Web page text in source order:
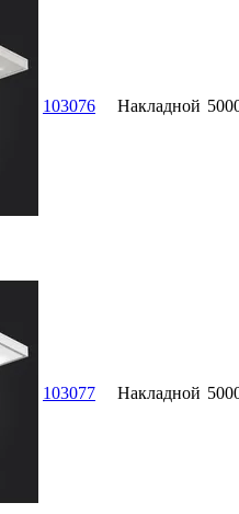
103076 Накладной
103077 Накладной